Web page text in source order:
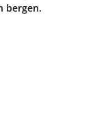
bergen.